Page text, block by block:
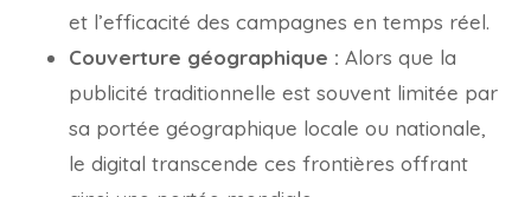
et l’efficacité des campagnes en temps réel.
Couverture géographique : Alors que la
publicité traditionnelle est souvent limitée par
sa portée géographique locale ou nationale,
le digital transcende ces frontières offrant